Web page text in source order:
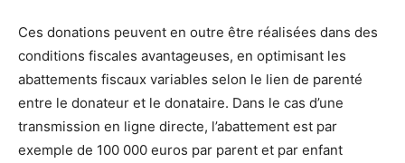
Ces donations peuvent en outre être réalisées dans des
conditions fiscales avantageuses, en optimisant les
abattements fiscaux variables selon le lien de parenté
entre le donateur et le donataire. Dans le cas d’une
transmission en ligne directe, l’abattement est par
exemple de 100 000 euros par parent et par enfant